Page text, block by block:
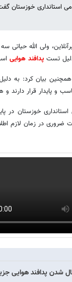
استانداری خوزستان
تست پدافند هوایی
همچنین بیان کرد: به
و پایدار قرار
استانداری خوزستان
ضروری در زمان لازم
شدن پدافند هوایی